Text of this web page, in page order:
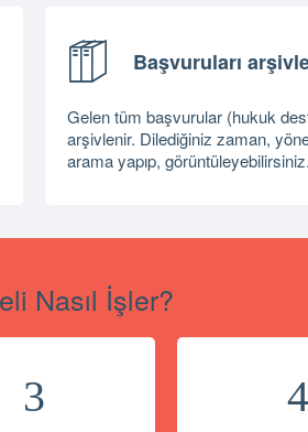
Başvuruları
Gelen tüm başvurular (hukuk
arşivlenir. Dilediğiniz zaman,
arama yapıp, görüntüleyebilirsiniz.
Nasıl İşler?
3 4